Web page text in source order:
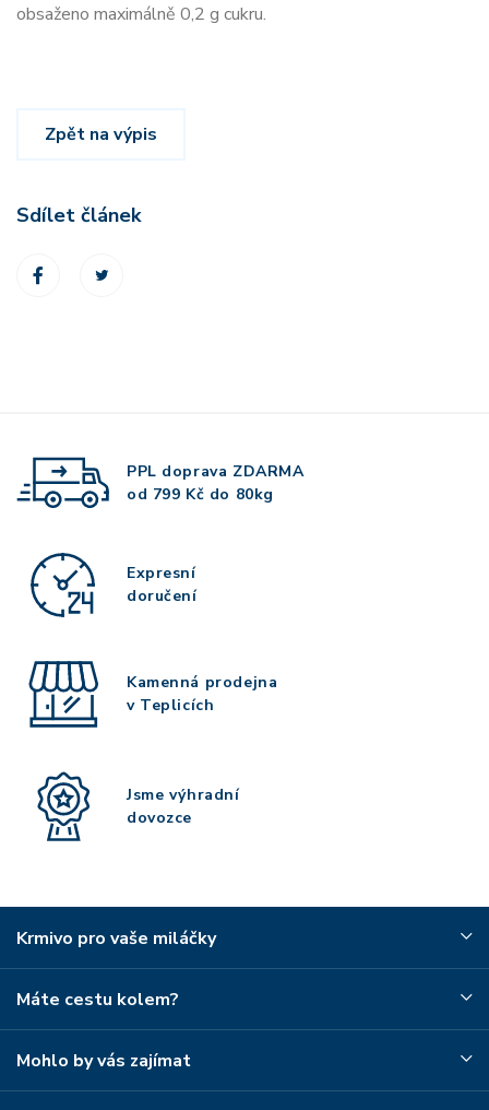
obsaženo maximálně 0,2 g cukru.
Zpět na výpis
Sdílet článek
PPL doprava ZDARMA
od 799 Kč do 80kg
Expresní
doručení
Kamenná prodejna
v Teplicích
Jsme výhradní
dovozce
Krmivo pro vaše miláčky
Máte cestu kolem?
Mohlo by vás zajímat